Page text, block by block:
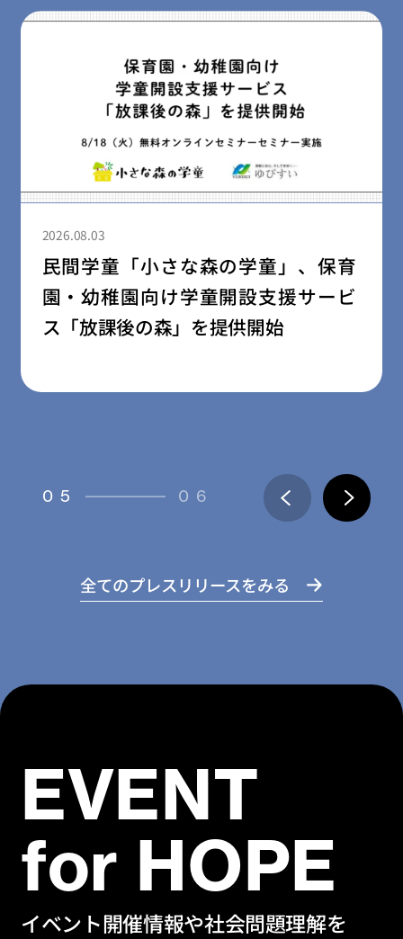
保育
ービ
ライフスタイルブランド「
島空港店を8月3日にリニュー
ープン
06 06
全てのプレスリリースをみる
EVENT
for HOPE
イベント開催情報や社会問題理解を